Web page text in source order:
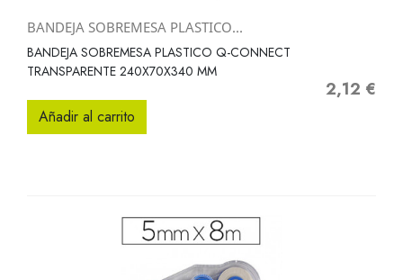
BANDEJA SOBREMESA PLASTICO...
BANDEJA SOBREMESA PLASTICO Q-CONNECT
TRANSPARENTE 240X70X340 MM
Precio
2,12 €
Añadir al carrito